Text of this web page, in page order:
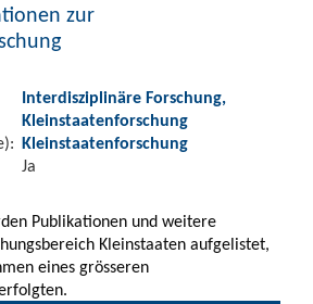
zur
Interdisziplinäre Forschung,
Kleinstaatenforschung
Kleinstaatenforschung
Ja
Publikationen und weitere
Kleinstaaten aufgelistet,
eines grösseren